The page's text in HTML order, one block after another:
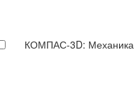
КОМПАС-3D: Механика